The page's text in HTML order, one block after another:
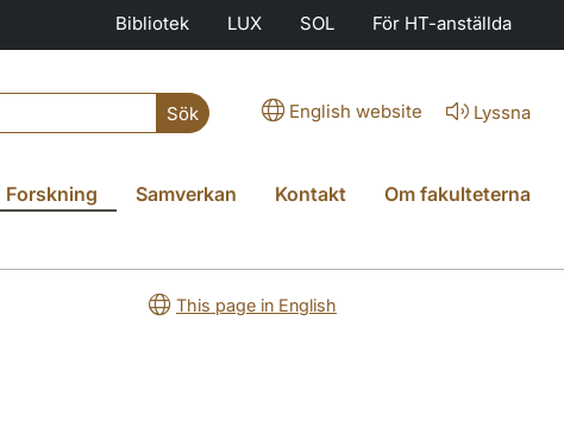
Bibliotek LUX SOL För HT-anställda
Sök English website Lyssna
Forskning Samverkan Kontakt Om fakulteterna
This page in English